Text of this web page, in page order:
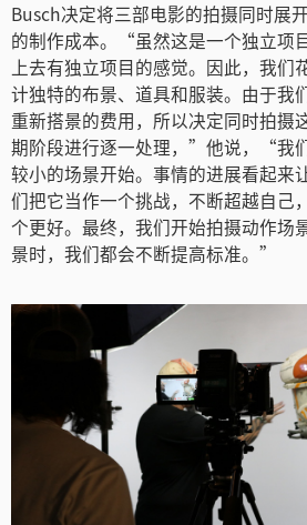
Busch决定将三部电影的拍摄同时展
的制作成本。“虽然这是一个独立项
上去有独立项目的感觉。因此，我们
计独特的布景、道具和服装。由于我
重新搭景的费用，所以决定同时拍摄
期阶段进行逐一处理，”他说，“我
较小的场景开始。事情的进展看起来
们把它当作一个挑战，不断超越自己
个更好。最终，我们开始拍摄动作场
景时，我们都会不断提高标准。”